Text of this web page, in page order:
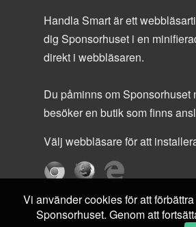
Handla Smart är ett
dig Sponsorhuset i en
direkt i webbläsaren.
Du påminns om Sponsorhuset
besöker en butik som finns
Välj webbläsare för att
Vi använder cookies för att
Sponsorhuset. Genom att